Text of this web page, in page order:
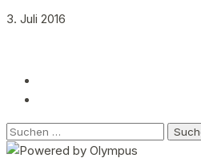
3. Juli 2016
Suchen
nach: